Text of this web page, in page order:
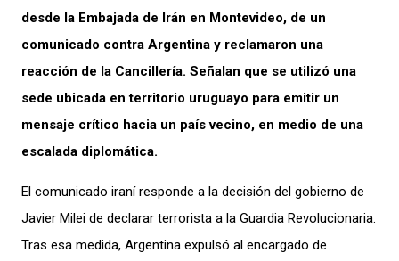
desde la Embajada de Irán en Montevideo, de un
comunicado contra Argentina y reclamaron una
reacción de la Cancillería. Señalan que se utilizó una
sede ubicada en territorio uruguayo para emitir un
mensaje crítico hacia un país vecino, en medio de una
escalada diplomática.
El comunicado iraní responde a la decisión del gobierno de
Javier Milei de declarar terrorista a la Guardia Revolucionaria.
Tras esa medida, Argentina expulsó al encargado de